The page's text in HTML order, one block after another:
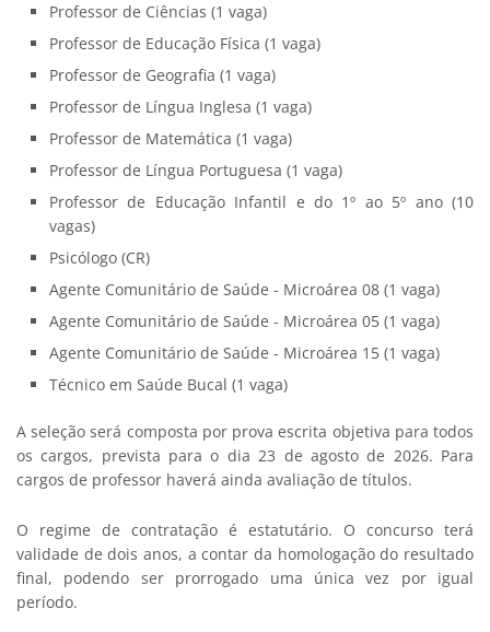
Professor de Ciências (1 vaga)
Professor de Educação Física (1 vaga)
Professor de Geografia (1 vaga)
Professor de Língua Inglesa (1 vaga)
Professor de Matemática (1 vaga)
Professor de Língua Portuguesa (1 vaga)
Professor de Educação Infantil e do 1º ao 5º ano (10
vagas)
Psicólogo (CR)
Agente Comunitário de Saúde - Microárea 08 (1 vaga)
Agente Comunitário de Saúde - Microárea 05 (1 vaga)
Agente Comunitário de Saúde - Microárea 15 (1 vaga)
Técnico em Saúde Bucal (1 vaga)
A seleção será composta por prova escrita objetiva para todos
os cargos, prevista para o dia 23 de agosto de 2026. Para
cargos de professor haverá ainda avaliação de títulos.
O regime de contratação é estatutário. O concurso terá
validade de dois anos, a contar da homologação do resultado
final, podendo ser prorrogado uma única vez por igual
período.